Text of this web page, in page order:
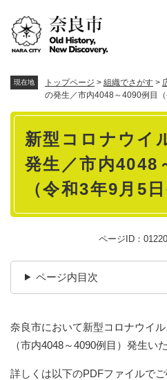
現在地 トップページ > 組織でさがす >
の発生／市内4048～4090例目（
本
新型コロナウイ
発生／市内4048
（令和3年9月5日
ページID：
ページ内目次
奈良市において新型コロナウイ
（市内4048～4090例目）発生い
詳しくは以下のPDFファイルでご